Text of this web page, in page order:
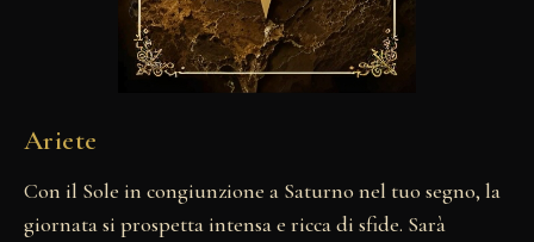
Ariete
Con il Sole in congiunzione a Saturno nel tuo segno, la
giornata si prospetta intensa e ricca di sfide. Sarà